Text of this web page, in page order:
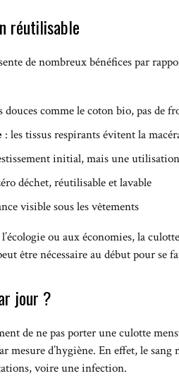
réutilisable
de nombreux bénéfices par
douces comme le coton bio, pas de
: les tissus respirants évitent la
initial, mais une
déchet, réutilisable et lavable
visible sous les vêtements
ou aux économies, la
être nécessaire au début pour se
jour ?
de ne pas porter une culotte
mesure d’hygiène. En effet, le
voire une infection.